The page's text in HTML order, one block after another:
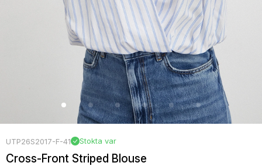
UTP26S2017-F-41 Stokta var
Cross-Front Striped Blouse